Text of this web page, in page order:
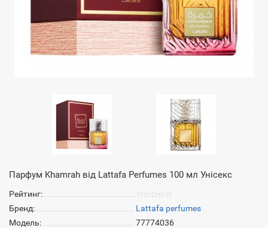
Парфум Khamrah від Lattafa Perfumes 100 мл Унісекс
Рейтинг:
Бренд:
Lattafa perfumes
Модель:
77774036